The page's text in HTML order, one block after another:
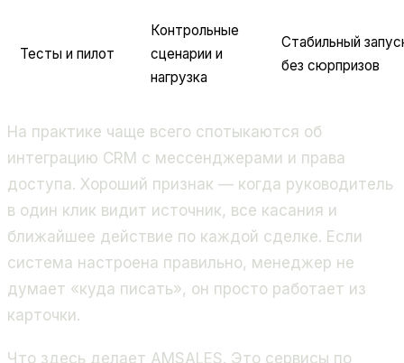
Тесты и пилот
Контрольные
сценарии и
нагрузка
Стабильный
без сюрпризов
На практике чаще всего спотыкаются об
интеграцию CRM с мессенджерами и права
доступа. Хороший признак — когда руководитель
в один клик видит источник, все касания и
ближайшее действие по каждой сделке. Если
система настроена правильно, менеджер не
думает «куда писать», он просто работает из
карточки.
Что здесь делает AMSALES. Это сервисы по